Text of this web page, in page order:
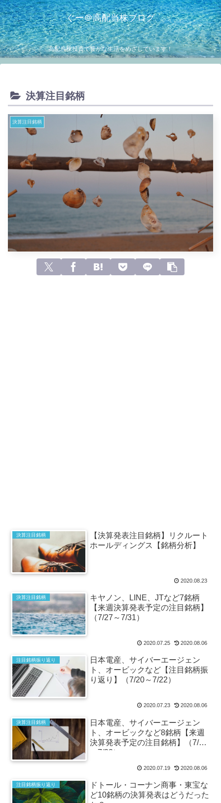
ぐー＠高配当株ブログ
高配当株投資で豊かな生活をめざしています！
決算注目銘柄
決算注目銘柄
決算注目銘柄
【決算発表注目銘柄】リクルート
ホールディングス【銘柄分析】
2020.08.23
決算注目銘柄
キヤノン、LINE、JTなど7銘柄
【来週決算発表予定の注目銘柄】
（7/27～7/31）
2020.07.25 2020.08.06
注目銘柄振り返り
日本電産、サイバーエージェン
ト、オービックなど【注目銘柄振
り返り】（7/20～7/22）
2020.07.23 2020.08.06
決算注目銘柄
日本電産、サイバーエージェン
ト、オービックなど8銘柄【来週
決算発表予定の注目銘柄】（7/20
～7/22）
2020.07.19 2020.08.06
注目銘柄振り返り
ドトール・コーナン商事・東宝な
ど10銘柄の決算発表はどうだった